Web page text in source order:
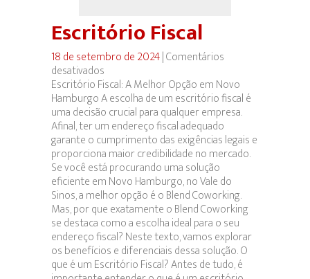
Escritório Fiscal
18 de setembro de 2024|Comentários
desativados
Escritório
Fiscal
Escritório Fiscal: A Melhor Opção em Novo
Hamburgo A escolha de um escritório fiscal é
uma decisão crucial para qualquer empresa.
Afinal, ter um endereço fiscal adequado
garante o cumprimento das exigências legais e
proporciona maior credibilidade no mercado.
Se você está procurando uma solução
eficiente em Novo Hamburgo, no Vale do
Sinos, a melhor opção é o Blend Coworking.
Mas, por que exatamente o Blend Coworking
se destaca como a escolha ideal para o seu
endereço fiscal? Neste texto, vamos explorar
os benefícios e diferenciais dessa solução. O
que é um Escritório Fiscal? Antes de tudo, é